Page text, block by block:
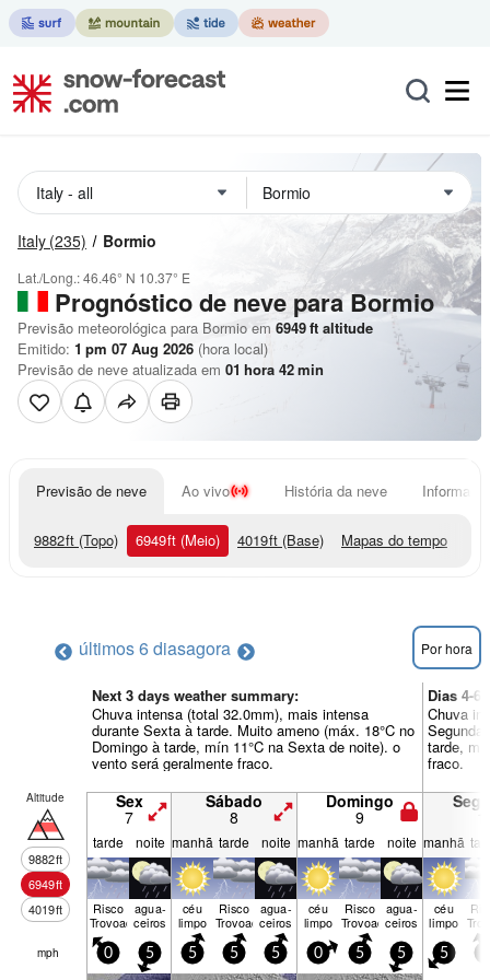
Italy (235) Bormio
Lat./Long.:46.46° N 10.37° E
Prognóstico de neve para Bormio
Previsão meteorológica para Bormio em 6949ft altitude
Emitido: 1 pm 07 Aug 2026 (hora local)
Previsão de neve atualizada em 01 hora 42min
Previsão de neve Ao vivo História da neve
9882ft (Topo) 6949ft (Meio) 4019ft (Base) Mapas do tempo
últimos 6 diasagora Por hora
Next 3 days weather summary:
Chuva intensa (total 32.0mm), mais intensa
durante Sexta à tarde. Muito ameno (máx. 18°C no
Domingo à tarde, mín 11°C na Sexta de noite). o
vento será geralmente fraco.
Dias 4-6
Chuva
Segunda
tarde,
fraco.
Altitude
9882ft
6949ft
4019ft
Sex
7
Sábado
8
Domingo
9
tarde noite manhã tarde noite manhã tarde noite manhã
Risco
Trovoada
agua­
ceiros
céu
limpo
Risco
Trovoada
agua­
ceiros
céu
limpo
Risco
Trovoada
agua­
ceiros
céu
limpo
mph 0 5 5 5 5 0 5 5 5